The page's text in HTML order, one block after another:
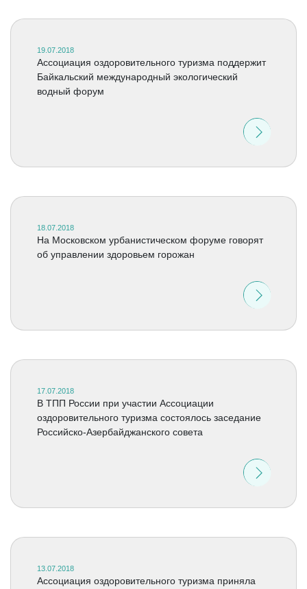
19.07.2018
Ассоциация оздоровительного туризма поддержит
Байкальский международный экологический
водный форум
18.07.2018
На Московском урбанистическом форуме говорят
об управлении здоровьем горожан
17.07.2018
В ТПП России при участии Ассоциации
оздоровительного туризма состоялось заседание
Российско-Азербайджанского совета
13.07.2018
Ассоциация оздоровительного туризма приняла